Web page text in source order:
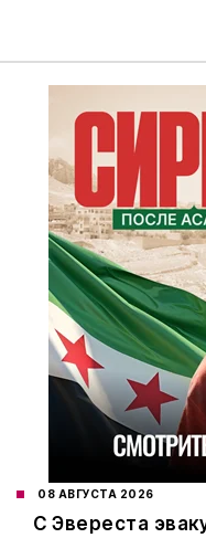
08 АВГУСТА 2026
С Эвереста